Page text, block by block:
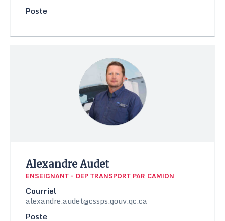
Poste
Alexandre Audet
ENSEIGNANT - DEP TRANSPORT PAR CAMION
Courriel
alexandre.audet@cssps.gouv.qc.ca
Poste